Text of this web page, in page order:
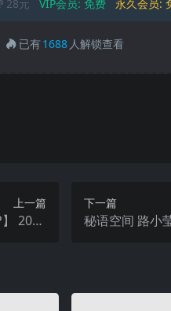
28元 VIP会员: 免费 永久会员:
已有1688 人解锁查看
上一篇
2025
下一篇
秘语空间 路小